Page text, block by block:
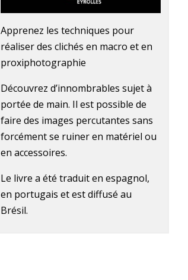
Apprenez les techniques pour
réaliser des clichés en macro et en
proxiphotographie
Découvrez d’innombrables sujet à
portée de main. Il est possible de
faire des images percutantes sans
forcément se ruiner en matériel ou
en accessoires.
Le livre a été traduit en espagnol,
en portugais et est diffusé au
Brésil.